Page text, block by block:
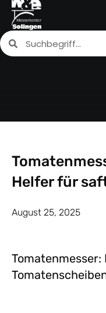
Zum
Inhalt
springen
SucheSuche
Helfer für
August 25, 2025